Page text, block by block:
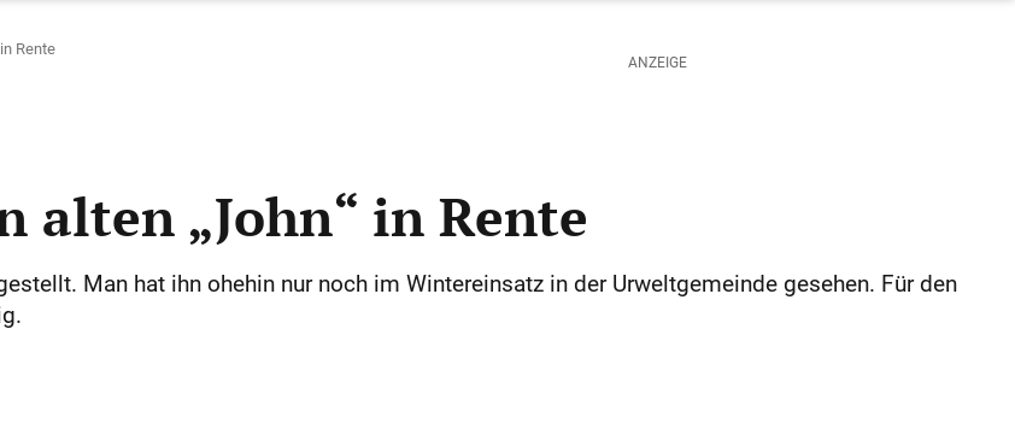
Rente
alten „John“ in Rente
Man hat ihn ohehin nur noch im Wintereinsatz in der Urweltgemeinde gesehen. Für den